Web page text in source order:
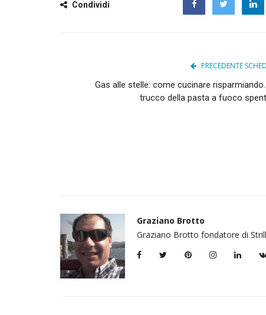
Condividi
PRECEDENTE
Gas alle stelle: come cucinare risparmiando. Il
trucco della pasta a fuoco
Graziano Brotto
Graziano Brotto fondatore di